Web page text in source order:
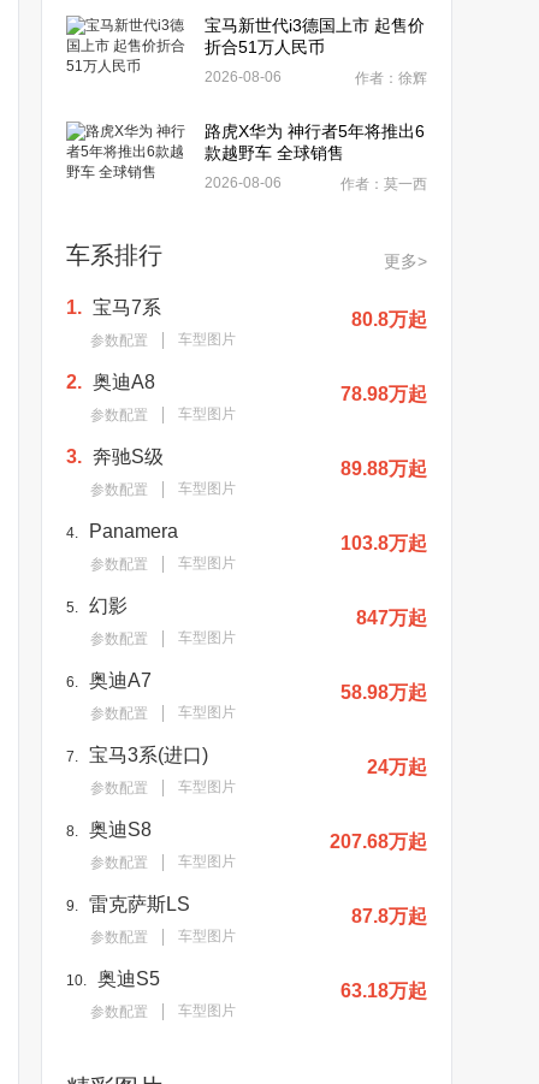
宝马新世代i3德国上市 起售价
折合51万人民币
2026-08-06 作者：徐辉
路虎X华为 神行者5年将推出6
款越野车 全球销售
2026-08-06 作者：莫一西
车系排行 更多>
1. 宝马7系
参数配置 车型图片
80.8万起
2. 奥迪A8
参数配置 车型图片
78.98万起
3. 奔驰S级
参数配置 车型图片
89.88万起
4. Panamera
参数配置 车型图片
103.8万起
5. 幻影
参数配置 车型图片
847万起
6. 奥迪A7
参数配置 车型图片
58.98万起
7. 宝马3系(进口)
参数配置 车型图片
24万起
8. 奥迪S8
参数配置 车型图片
207.68万起
9. 雷克萨斯LS
参数配置 车型图片
87.8万起
10. 奥迪S5
参数配置 车型图片
63.18万起